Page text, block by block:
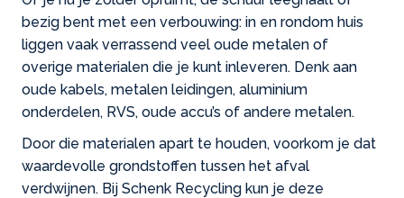
bezig bent met een verbouwing: in en rondom huis
liggen vaak verrassend veel oude metalen of
overige materialen die je kunt inleveren. Denk aan
oude kabels, metalen leidingen, aluminium
onderdelen, RVS, oude accu’s of andere metalen.
Door die materialen apart te houden, voorkom je dat
waardevolle grondstoffen tussen het afval
verdwijnen. Bij Schenk Recycling kun je deze